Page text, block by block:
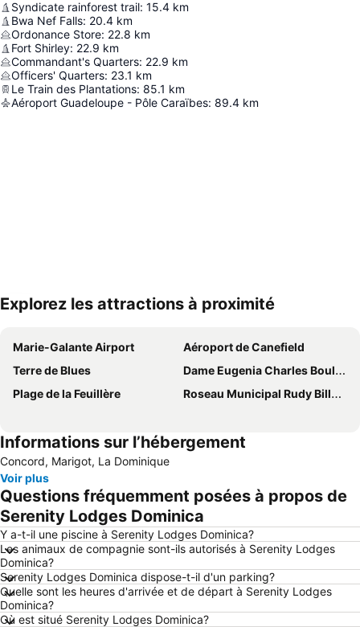
Syndicate rainforest trail: 15.4 km
Bwa Nef Falls: 20.4 km
Ordonance Store: 22.8 km
Fort Shirley: 22.9 km
Commandant's Quarters: 22.9 km
Officers' Quarters: 23.1 km
Le Train des Plantations: 85.1 km
Aéroport Guadeloupe - Pôle Caraïbes: 89.4 km
Explorez les attractions à proximité
Marie-Galante Airport
Aéroport de Canefield
Terre de Blues
Dame Eugenia Charles Boulevard
Plage de la Feuillère
Roseau Municipal Rudy Billberg Field Airport
Informations sur l’hébergement
Concord, Marigot, La Dominique
Voir plus
Questions fréquemment posées à propos de
Serenity Lodges Dominica
Y a-t-il une piscine à Serenity Lodges Dominica?
Les animaux de compagnie sont-ils autorisés à Serenity Lodges
Dominica?
Serenity Lodges Dominica dispose-t-il d'un parking?
Quelle sont les heures d'arrivée et de départ à Serenity Lodges
Dominica?
Où est situé Serenity Lodges Dominica?